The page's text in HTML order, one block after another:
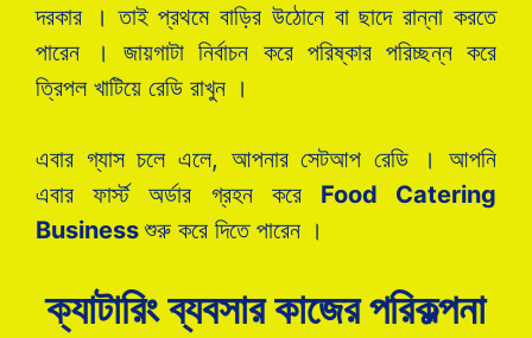
দরকার । তাই প্রথমে বাড়ির উঠোনে বা ছাদে রান্না করতে
পারেন । জায়গাটা নির্বাচন করে পরিষ্কার পরিচ্ছন্ন করে
ত্রিপল খাটিয়ে রেডি রাখুন ।
এবার গ্যাস চলে এলে, আপনার সেটআপ রেডি । আপনি
এবার ফার্স্ট অর্ডার গ্রহন করে Food Catering
Businessশুরু করে দিতে পারেন ।
ক্যাটারিং ব্যবসার কাজের পরিকল্পনা